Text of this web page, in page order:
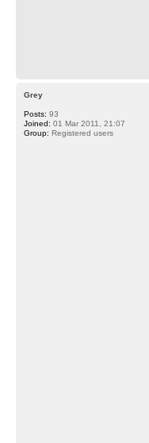
Grey
Posts: 93
Joined: 01 Mar 2011, 21:07
Group: Registered users